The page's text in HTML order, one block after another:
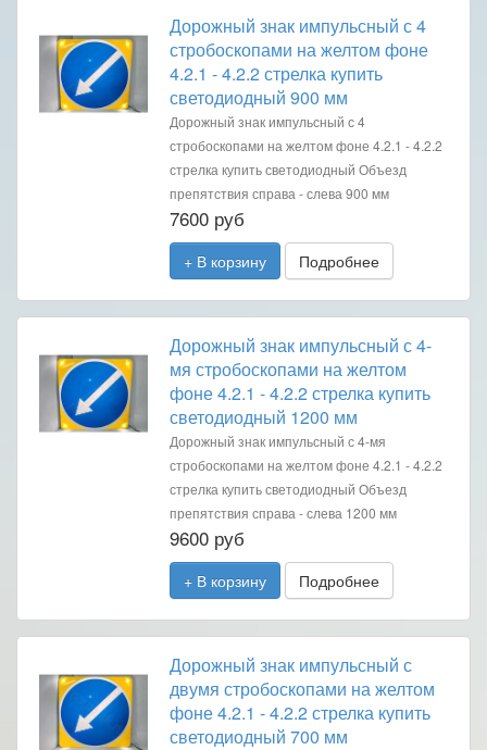
Дорожный знак импульсный с 4
стробоскопами на желтом фоне
4.2.1 - 4.2.2 стрелка купить
светодиодный 900 мм
Дорожный знак импульсный с 4
стробоскопами на желтом фоне 4.2.1 - 4.2.2
стрелка купить светодиодный Объезд
препятствия справа - слева 900 мм
7600 руб
+ В корзину Подробнее
Дорожный знак импульсный с 4-
мя стробоскопами на желтом
фоне 4.2.1 - 4.2.2 стрелка купить
светодиодный 1200 мм
Дорожный знак импульсный с 4-мя
стробоскопами на желтом фоне 4.2.1 - 4.2.2
стрелка купить светодиодный Объезд
препятствия справа - слева 1200 мм
9600 руб
+ В корзину Подробнее
Дорожный знак импульсный с
двумя стробоскопами на желтом
фоне 4.2.1 - 4.2.2 стрелка купить
светодиодный 700 мм